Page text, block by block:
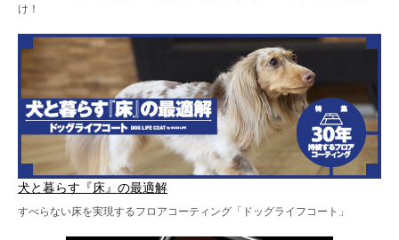
け！
犬と暮らす『床』の最適解
すべらない床を実現するフロアコーティング「ドッグライフコート」